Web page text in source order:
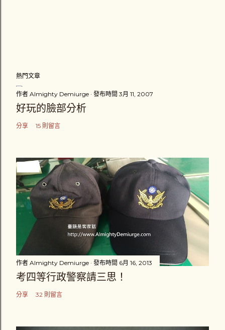
熱門文章
作者 Almighty Demiurge 發布時間 3月 11, 2007
好玩的臉部分析
分享 15 則留言
作者 Almighty Demiurge 發布時間 6月 16, 2013
考四等行政警察請三思！
分享 32 則留言